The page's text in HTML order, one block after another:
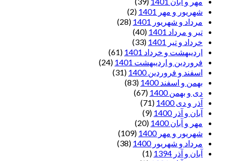
شهریور و مهر 1401
(2)
مرداد و شهریور 1401
(28)
تیر و مرداد 1401
(40)
خرداد و تیر 1401
(33)
اردیبهشت و خرداد 1401
(61)
فروردین و اردیبهشت 1401
(24)
اسفند و فروردین 1400
(31)
بهمن و اسفند 1400
(83)
دی و بهمن 1400
(67)
آذر و دی 1400
(71)
آبان و آذر 1400
(9)
مهر و آبان 1400
(20)
شهریور و مهر 1400
(109)
مرداد و شهریور 1400
(38)
آبان و آذر 1394
(1)